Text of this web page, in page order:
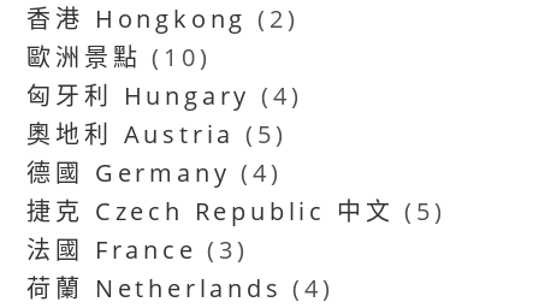
香港 Hongkong (2)
歐洲景點 (10)
匈牙利 Hungary (4)
奧地利 Austria (5)
德國 Germany (4)
捷克 Czech Republic 中文 (5)
法國 France (3)
荷蘭 Netherlands (4)